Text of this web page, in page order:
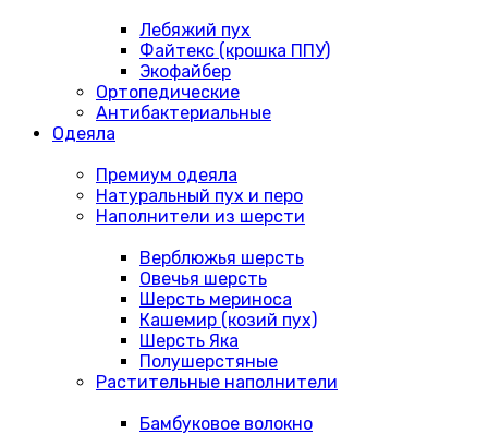
Лебяжий пух
Файтекс (крошка ППУ)
Экофайбер
Ортопедические
Антибактериальные
Одеяла
Премиум одеяла
Натуральный пух и перо
Наполнители из шерсти
Верблюжья шерсть
Овечья шерсть
Шерсть мериноса
Кашемир (козий пух)
Шерсть Яка
Полушерстяные
Растительные наполнители
Бамбуковое волокно